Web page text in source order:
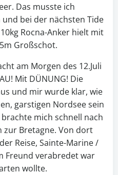
Das musste ich
bei der nächsten Tide
Rocna-Anker hielt mit
Großschot.
am Morgen des 12.Juli
Mit DÜNUNG! Die
und mir wurde klar, wie
garstigen Nordsee sein
mich schnell nach
zur Bretagne. Von dort
Reise, Sainte-Marine /
Freund verabredet war
wollte.